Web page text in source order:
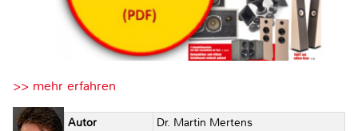
>> mehr erfahren
Autor
Dr. Martin Mertens